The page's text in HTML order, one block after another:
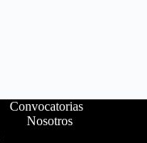
Convocatorias
Nosotros